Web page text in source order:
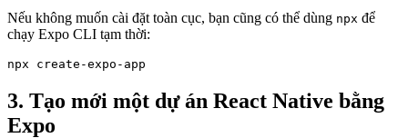
Nếu không muốn cài đặt toàn cục, bạn cũng có thể dùng npx để
chạy Expo CLI tạm thời:
npx create-expo-app
3. Tạo mới một dự án React Native bằng
Expo